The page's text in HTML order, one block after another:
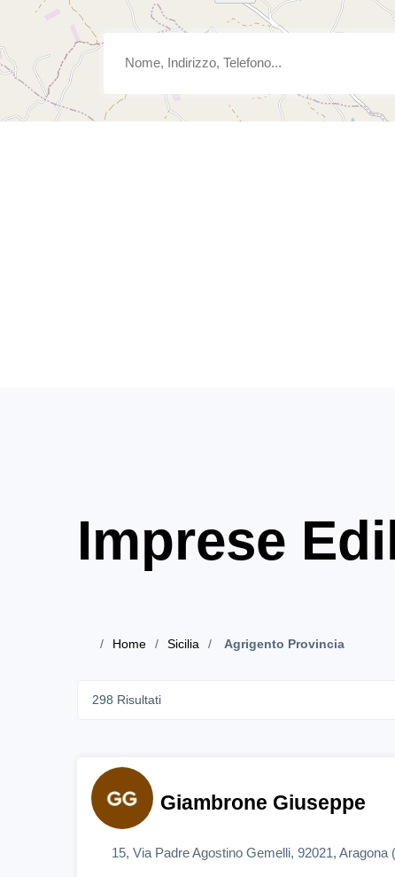
Imprese
Home Sicilia Agrigento Provincia
298 Risultati
Giambrone Giuseppe
15, Via Padre Agostino Gemelli, 92021, Aragona